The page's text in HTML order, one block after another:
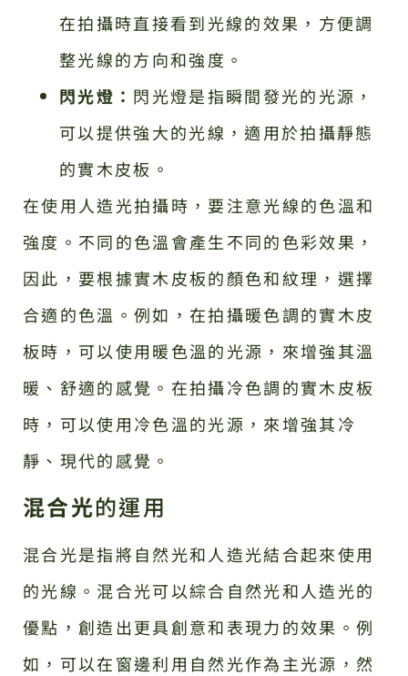
在拍攝時直接看到光線的效果，方便調
整光線的方向和強度。
閃光燈： 閃光燈是指瞬間發光的光源，
可以提供強大的光線，適用於拍攝靜態
的實木皮板。
在使用人造光拍攝時，要注意光線的色溫和
強度。不同的色溫會產生不同的色彩效果，
因此，要根據實木皮板的顏色和紋理，選擇
合適的色溫。例如，在拍攝暖色調的實木皮
板時，可以使用暖色溫的光源，來增強其溫
暖、舒適的感覺。在拍攝冷色調的實木皮板
時，可以使用冷色溫的光源，來增強其冷
靜、現代的感覺。
混合光的運用
混合光是指將自然光和人造光結合起來使用
的光線。混合光可以綜合自然光和人造光的
優點，創造出更具創意和表現力的效果。例
如，可以在窗邊利用自然光作為主光源，然